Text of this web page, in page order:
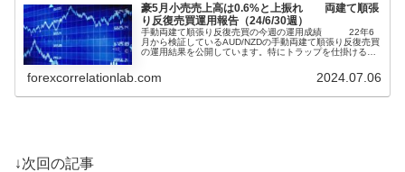
豪5月小売売上高は0.6%と上振れ 両建て順張
り反復売買運用報告（24/6/30週）
手動両建て順張り反復売買の今週の運用成績 22年6
月から検証しているAUD/NZDの手動両建て順張り反復売買
の運用結果を公開しています。特にトラップを仕掛ける水
損込み年100%程度の利益を目指して試行錯誤していま
す。今週は3日の水曜日にオーストラリアの5月の小売売...
forexcorrelationlab.com 2024.07.06
↓次回の記事